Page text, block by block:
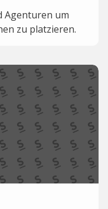
Agenturen um
zu platzieren.